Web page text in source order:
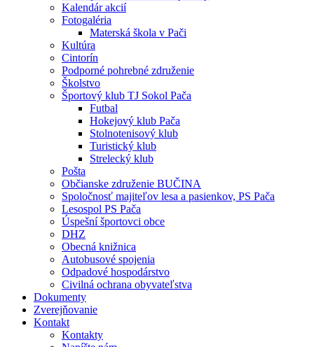
Kalendár akcií
Fotogaléria
Materská škola v Pači
Kultúra
Cintorín
Podporné pohrebné združenie
Školstvo
Športový klub TJ Sokol Pača
Futbal
Hokejový klub Pača
Stolnotenisový klub
Turistický klub
Strelecký klub
Pošta
Občianske združenie BUČINA
Spoločnosť majiteľov lesa a pasienkov, PS Pača
Lesospol PS Pača
Úspešní športovci obce
DHZ
Obecná knižnica
Autobusové spojenia
Odpadové hospodárstvo
Civilná ochrana obyvateľstva
Dokumenty
Zverejňovanie
Kontakt
Kontakty